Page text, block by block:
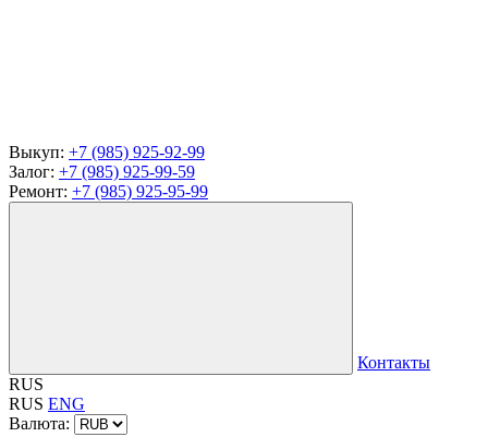
Выкуп: +7 (985) 925-92-99
Залог: +7 (985) 925-99-59
Ремонт: +7 (985) 925-95-99
Контакты
RUS
RUS ENG
Валюта: